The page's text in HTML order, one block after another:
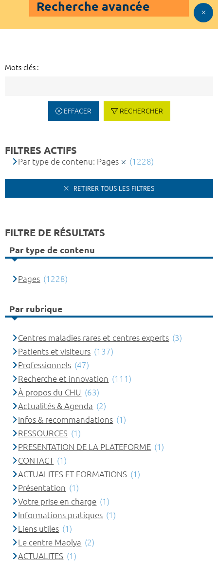
Recherche avancée
Mots-clés :
EFFACER RECHERCHER
FILTRES ACTIFS
Par type de contenu: Pages (1228)
RETIRER TOUS LES FILTRES
FILTRE DE RÉSULTATS
Par type de contenu
Pages (1228)
Par rubrique
Centres maladies rares et centres experts (3)
Patients et visiteurs (137)
Professionnels (47)
Recherche et innovation (111)
À propos du CHU (63)
Actualités & Agenda (2)
Infos & recommandations (1)
RESSOURCES (1)
PRESENTATION DE LA PLATEFORME (1)
CONTACT (1)
ACTUALITES ET FORMATIONS (1)
Présentation (1)
Votre prise en charge (1)
Informations pratiques (1)
Liens utiles (1)
Le centre Maolya (2)
ACTUALITES (1)